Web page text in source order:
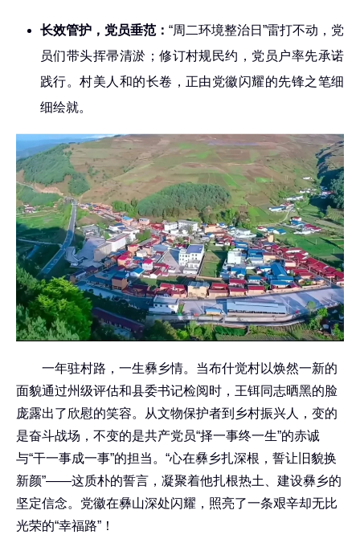
长效管护，党员垂范： “周二环境整治日”雷打不动，党
员们带头挥帚清淤；修订村规民约，党员户率先承诺
践行。村美人和的长卷，正由党徽闪耀的先锋之笔细
细绘就。
一年驻村路，一生彝乡情。当布什觉村以焕然一新的
面貌通过州级评估和县委书记检阅时，王铒同志晒黑的脸
庞露出了欣慰的笑容。从文物保护者到乡村振兴人，变的
是奋斗战场，不变的是共产党员“择一事终一生”的赤诚
与“干一事成一事”的担当。“心在彝乡扎深根，誓让旧貌换
新颜”——这质朴的誓言，凝聚着他扎根热土、建设彝乡的
坚定信念。党徽在彝山深处闪耀，照亮了一条艰辛却无比
光荣的“幸福路”！